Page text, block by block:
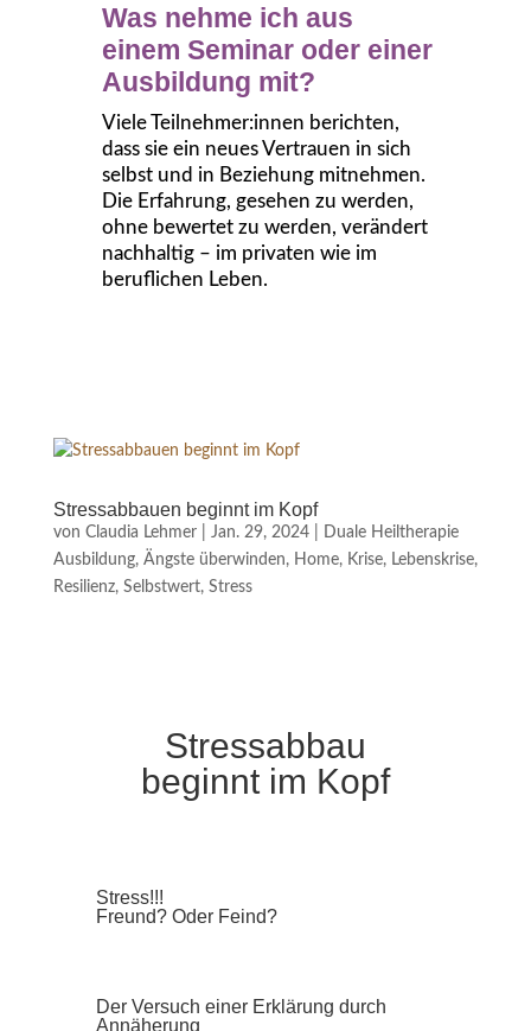
Was nehme ich aus
einem Seminar oder einer
Ausbildung mit?
Viele Teilnehmer:innen berichten,
dass sie ein neues Vertrauen in sich
selbst und in Beziehung mitnehmen.
Die Erfahrung, gesehen zu werden,
ohne bewertet zu werden, verändert
nachhaltig – im privaten wie im
beruflichen Leben.
Stressabbauen beginnt im Kopf
von Claudia Lehmer| Jan. 29, 2024|
Duale Heiltherapie
Ausbildung, Ängste überwinden, Home, Krise, Lebenskrise,
Resilienz, Selbstwert, Stress
Stressabbau
beginnt im Kopf
Stress!!!
Freund? Oder Feind?
Der Versuch einer Erklärung durch
Annäherung